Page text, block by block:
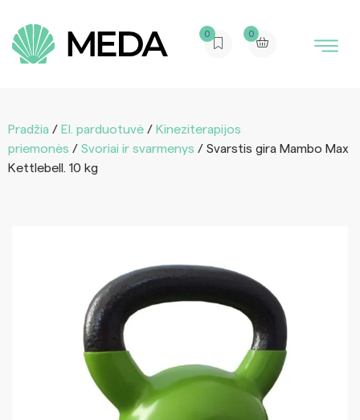
0 0
Pradžia / El. parduotuvė / Kineziterapijos
priemonės / Svoriai ir svarmenys / Svarstis gira Mambo Max
Kettlebell. 10 kg